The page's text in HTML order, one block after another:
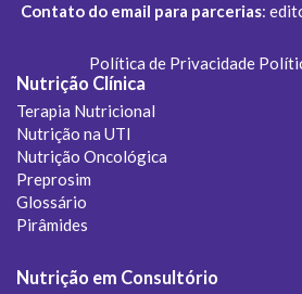
Contato do email para parcerias:
Política de Privacidade
Nutrição Clínica
Terapia Nutricional
Nutrição na UTI
Nutrição Oncológica
Preprosim
Glossário
Pirâmides
Nutrição em Consultório